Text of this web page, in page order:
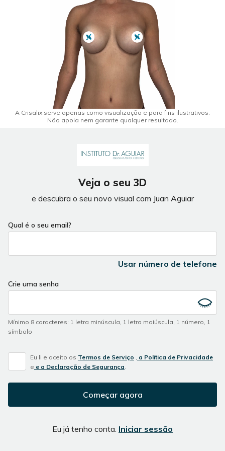
A Crisalix serve apenas como visualização e para fins ilustrativos.
Não apoia nem garante qualquer resultado.
Veja o seu 3D
e descubra o seu novo visual com Juan Aguiar
Qual é o seu email?
Usar número de telefone
Crie uma senha
Mínimo 8 caracteres: 1 letra minúscula, 1 letra maiúscula, 1 número, 1
símbolo
Eu li e aceito os Termos de Serviço , a Política de Privacidade
e e a Declaração de Segurança.
Começar agora
Eu já tenho conta. Iniciar sessão